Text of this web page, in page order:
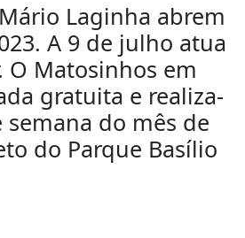
Laginha abrem
A 9 de julho atua
O Matosinhos em
gratuita e realiza-
semana do mês de
do Parque Basílio